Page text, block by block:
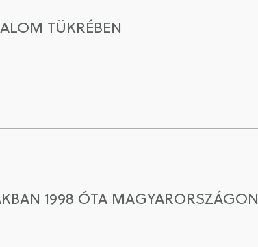
TÜKRÉBEN
1998 ÓTA MAGYARORSZÁGON